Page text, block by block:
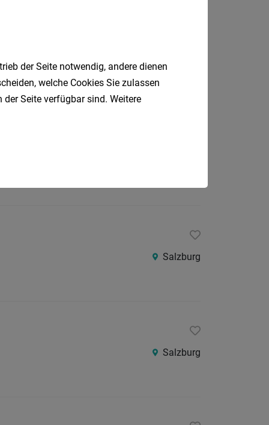
Salzburg
Salzburg
Salzburg
der Seite notwendig, andere dienen
welche Cookies Sie zulassen
Seite verfügbar sind. Weitere